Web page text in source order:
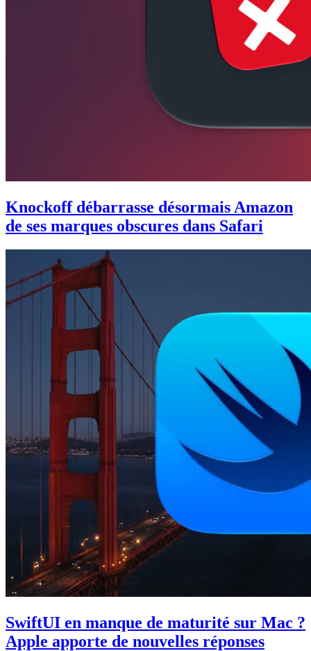
Knockoff débarrasse désormais Amazon
de ses marques obscures dans Safari
SwiftUI en manque de maturité sur Mac ?
Apple apporte de nouvelles réponses